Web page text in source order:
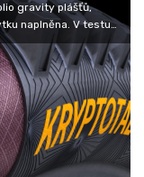
gravity plášťů,
naplněna. V testu